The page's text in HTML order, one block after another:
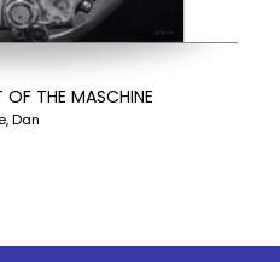
THE MASCHINE
Dan